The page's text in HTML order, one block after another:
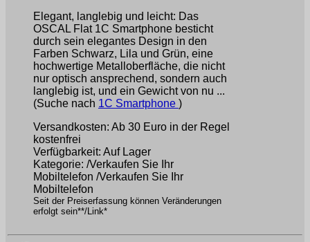
Elegant, langlebig und leicht: Das
OSCAL Flat 1C Smartphone besticht
durch sein elegantes Design in den
Farben Schwarz, Lila und Grün, eine
hochwertige Metalloberfläche, die nicht
nur optisch ansprechend, sondern auch
langlebig ist, und ein Gewicht von nu ...
(Suche nach 1C Smartphone )
Versandkosten: Ab 30 Euro in der Regel
kostenfrei
Verfügbarkeit: Auf Lager
Kategorie: /Verkaufen Sie Ihr
Mobiltelefon /Verkaufen Sie Ihr
Mobiltelefon
Seit der Preiserfassung können Veränderungen
erfolgt sein**/Link*